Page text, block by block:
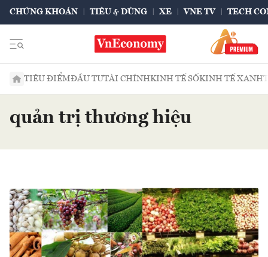
CHỨNG KHOÁN TIÊU & DÙNG XE VNE TV TECH
TIÊU ĐIỂMĐẦU TƯTÀI CHÍNHKINH TẾ SỐKINH TẾ XANH
quản trị thương hiệu